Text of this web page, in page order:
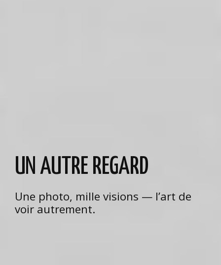
UN AUTRE REGARD
Une photo, mille visions — l’art de
voir autrement.